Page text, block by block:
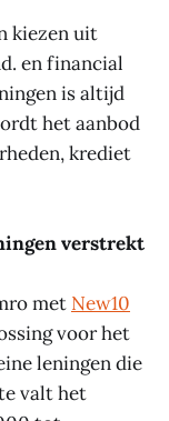
kiezen uit
en financial
is altijd
het aanbod
krediet
verstrekt
met New10
voor het
leningen die
valt het